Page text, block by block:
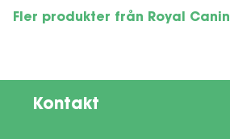
Fler produkter från Royal Canin
Kontakt